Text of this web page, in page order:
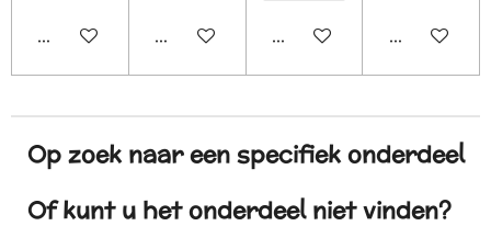
In winkelwagenIn winkelwagenIn winkelwagen
In
Op zoek naar een specifiek onderdeel
Of kunt u het onderdeel niet vinden?